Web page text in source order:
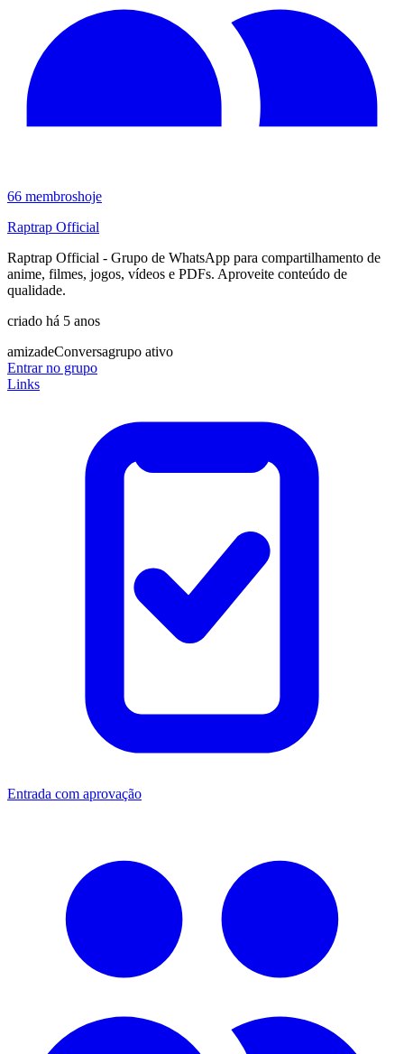
66 membroshoje
Raptrap Official
Raptrap Official - Grupo de WhatsApp para compartilhamento de
anime, filmes, jogos, vídeos e PDFs. Aproveite conteúdo de
qualidade.
criado há 5 anos
amizadeConversagrupo ativo
Entrar no grupo
Links
Entrada com aprovação